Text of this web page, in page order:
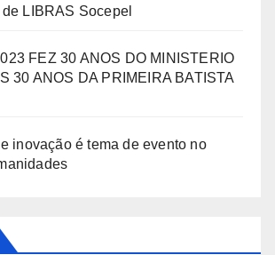
LIBRAS Socepel
FEZ 30 ANOS DO MINISTERIO
30 ANOS DA PRIMEIRA BATISTA
inovação é tema de evento no